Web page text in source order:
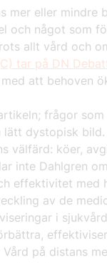
mer eller mindre
och något som
allt vård och
tar på DN
att behoven
frågor
lätt dystopisk
välfärd: köer,
inte Dahlgren
effektivitet med
av de
i
på distans